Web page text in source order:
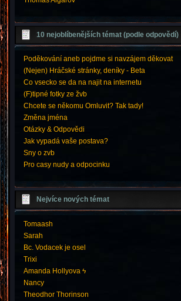
10 nejoblíbenějších témat (podle odpovědí)
Poděkování aneb pojdme si navzájem děkovat
(Nejen) Hráčské stránky, deníky - Beta
Co vsecko se da na najit na internetu
(F)tipné fotky ze žvb
Chcete se někomu Omluvit? Tak tady!
Změna jména
Otázky & Odpovědi
Jak vypadá vaše postava?
Sny o zvb
Pro casy nudy a odpocinku
Nejvíce nových témat
Tomaash
Sarah
Bc. Vodacek je osel
Trixi
Amanda Hollyova ϟ
Nancy
Theodhor Thorinson